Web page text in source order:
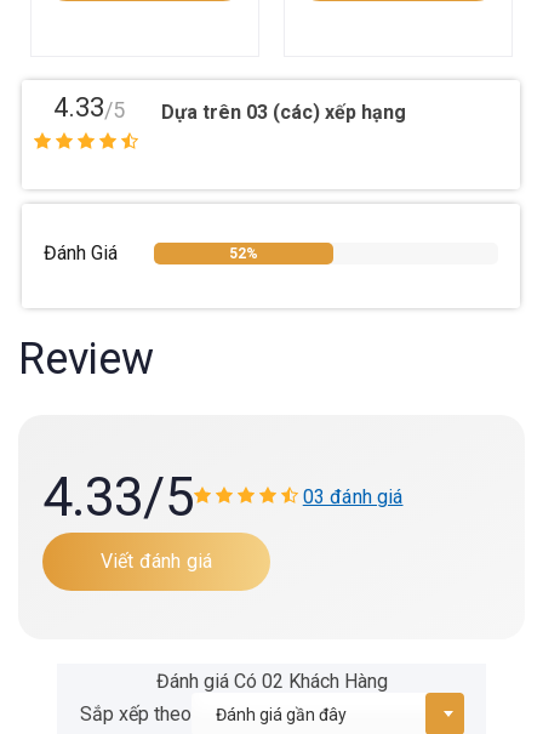
4.33/5 Dựa trên 03 (các) xếp hạng
Đánh Giá 52%
Review
4.33/5 03 đánh giá
Viết đánh giá
Đánh giá Có 02 Khách Hàng
Sắp xếp theo